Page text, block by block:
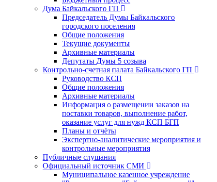
Дума Байкальского ГП
Председатель Думы Байкальского
городского поселения
Общие положения
Текущие документы
Архивные материалы
Депутаты Думы 5 созыва
Контрольно-счетная палата Байкальского ГП
Руководство КСП
Общие положения
Архивные материалы
Информация о размещении заказов на
поставки товаров, выполнение работ,
оказание услуг для нужд КСП БГП
Планы и отчёты
Экспертно-аналитические мероприятия и
контрольные мероприятия
Публичные слушания
Официальный источник СМИ
Муниципальное казенное учреждение